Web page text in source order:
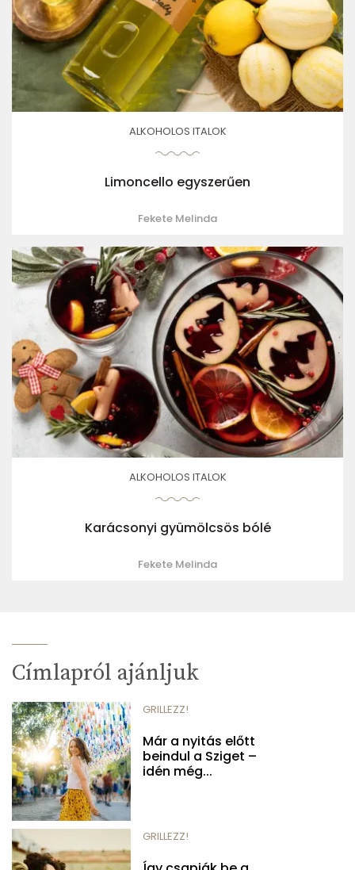
ALKOHOLOS ITALOK
Limoncello egyszerűen
Fekete Melinda
ALKOHOLOS ITALOK
Karácsonyi gyümölcsös bólé
Fekete Melinda
Címlapról ajánljuk
GRILLEZZ!
Már a nyitás előtt
beindul a Sziget –
idén még...
GRILLEZZ!